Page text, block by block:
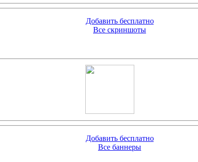
Добавить бесплатно
Все скриншоты
Добавить бесплатно
Все баннеры